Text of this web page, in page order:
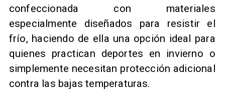
confeccionada con materiales
especialmente diseñados para resistir el
frío, haciendo de ella una opción ideal para
quienes practican deportes en invierno o
simplemente necesitan protección adicional
contra las bajas temperaturas.